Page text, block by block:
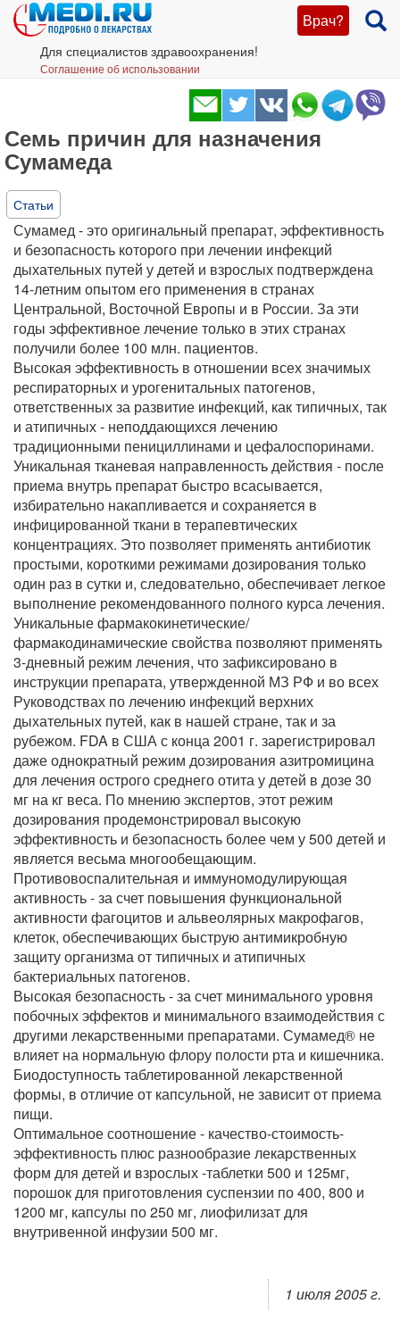
Врач?
Для специалистов здравоохранения!
Соглашение об использовании
Семь причин для назначения
Сумамеда
Статьи
Сумамед - это оригинальный препарат, эффективность
и безопасность которого при лечении инфекций
дыхательных путей у детей и взрослых подтверждена
14-летним опытом его применения в странах
Центральной, Восточной Европы и в России. За эти
годы эффективное лечение только в этих странах
получили более 100 млн. пациентов.
Высокая эффективность в отношении всех значимых
респираторных и урогенитальных патогенов,
ответственных за развитие инфекций, как типичных, так
и атипичных - неподдающихся лечению
традиционными пенициллинами и цефалоспоринами.
Уникальная тканевая направленность действия - после
приема внутрь препарат быстро всасывается,
избирательно накапливается и сохраняется в
инфицированной ткани в терапевтических
концентрациях. Это позволяет применять антибиотик
простыми, короткими режимами дозирования только
один раз в сутки и, следовательно, обеспечивает легкое
выполнение рекомендованного полного курса лечения.
Уникальные фармакокинетические/
фармакодинамические свойства позволяют применять
3-дневный режим лечения, что зафиксировано в
инструкции препарата, утвержденной МЗ РФ и во всех
Руководствах по лечению инфекций верхних
дыхательных путей, как в нашей стране, так и за
рубежом. FDA в США с конца 2001 г. зарегистрировал
даже однократный режим дозирования азитромицина
для лечения острого среднего отита у детей в дозе 30
мг на кг веса. По мнению экспертов, этот режим
дозирования продемонстрировал высокую
эффективность и безопасность более чем у 500 детей и
является весьма многообещающим.
Противовоспалительная и иммуномодулирующая
активность - за счет повышения функциональной
активности фагоцитов и альвеолярных макрофагов,
клеток, обеспечивающих быструю антимикробную
защиту организма от типичных и атипичных
бактериальных патогенов.
Высокая безопасность - за счет минимального уровня
побочных эффектов и минимального взаимодействия с
другими лекарственными препаратами. Сумамед® не
влияет на нормальную флору полости рта и кишечника.
Биодоступность таблетированной лекарственной
формы, в отличие от капсульной, не зависит от приема
пищи.
Оптимальное соотношение - качество-стоимость-
эффективность плюс разнообразие лекарственных
форм для детей и взрослых -таблетки 500 и 125мг,
порошок для приготовления суспензии по 400, 800 и
1200 мг, капсулы по 250 мг, лиофилизат для
внутривенной инфузии 500 мг.
1 июля 2005 г.